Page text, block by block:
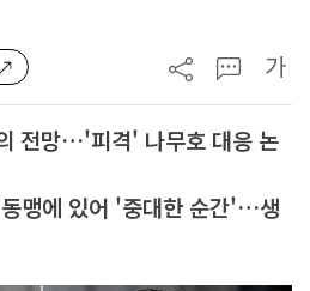
가
전망…'피격' 나무호 대응 논
맹에 있어 '중대한 순간'…생